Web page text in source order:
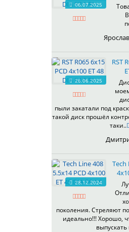
530
531
535
536
537
538
539
540
541
545
546
547
548
573
574
575
06.07.2025
26.06.2025
RST
пыли закатали под
такой диск прошёл
таки..
28.12.2024
Tech
поколения. Стреляют
идеально!!! Хорошо,
выпускать